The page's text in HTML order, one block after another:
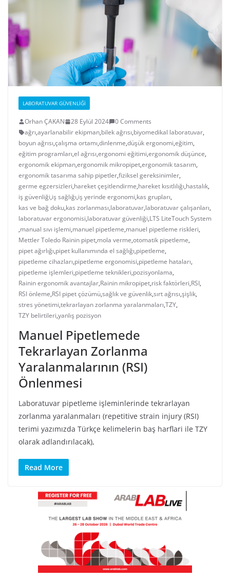
LABORATUVAR GÜVENLIĞI
Orhan ÇAKAN 28 Eylül 2024
0 Comments
ağrı,ayarlanabilir ekipman,bilek ağrısı,biyomedikal laboratuvar,
boyun ağrısı,çalışma ortamı,dinlenme,düşük ergonomi,eğitim,
eğitim programları,el ağrısı,ergonomi eğitimi,ergonomik düşünce,
ergonomik ekipman,ergonomik mikropipet,ergonomik tasarım,
ergonomik tasarıma sahip pipetler,fiziksel gereksinimler,
germe egzersizleri,hareket çeşitlendirme,hareket kısıtlılığı,hastalık,
iş güvenliği,iş sağlığı,iş yerinde ergonomi,kas grupları,
kas ve bağ doku,kas zorlanması,laboratuvar,laboratuvar çalışanları,
laboratuvar ergonomisi,laboratuvar güvenliği,LTS LiteTouch System
,manual sıvı işlemi,manuel pipetleme,manuel pipetleme riskleri,
Mettler Toledo Rainin pipet,mola verme,otomatik pipetleme,
pipet ağırlığı,pipet kullanımında el sağlığı,pipetleme,
pipetleme cihazları,pipetleme ergonomisi,pipetleme hataları,
pipetleme işlemleri,pipetleme teknikleri,pozisyonlama,
Rainin ergonomik avantajlar,Rainin mikropipet,risk faktörleri,RSI,
RSI önleme,RSI pipet çözümü,sağlık ve güvenlik,sırt ağrısı,şişlik,
stres yönetimi,tekrarlayan zorlanma yaralanmaları,TZY,
TZY belirtileri,yanlış pozisyon
Manuel Pipetlemede
Tekrarlayan Zorlanma
Yaralanmalarının (RSI)
Önlenmesi
Laboratuvar pipetleme işleminlerinde tekrarlayan
zorlanma yaralanmaları (repetitive strain injury (RSI)
terimi yazımızda Türkçe kelimelerin baş harflari ile TZY
olarak adlandırılacak),
Read More